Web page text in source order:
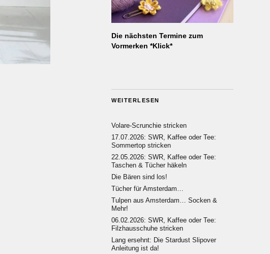
Die nächsten Termine zum
Vormerken *Klick*
WEITERLESEN
Volare-Scrunchie stricken
17.07.2026: SWR, Kaffee oder Tee:
Sommertop stricken
22.05.2026: SWR, Kaffee oder Tee:
Taschen & Tücher häkeln
Die Bären sind los!
Tücher für Amsterdam…
Tulpen aus Amsterdam… Socken &
Mehr!
06.02.2026: SWR, Kaffee oder Tee:
Filzhausschuhe stricken
Lang ersehnt: Die Stardust Slipover
Anleitung ist da!